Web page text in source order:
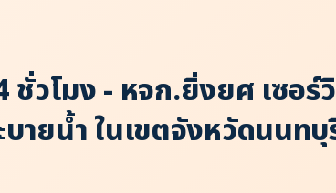
วโมง - หจก.ยิ่งยศ เซอร์
ยน้ำ ในเขตจังหวัดนนทบุ